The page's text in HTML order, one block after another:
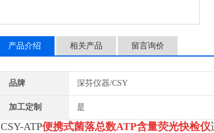
产品介绍 相关产品 留言询价
品牌 深芬仪器/CSY
加工定制 是
CSY-ATP便携式菌落总数ATP含量荧光快检仪